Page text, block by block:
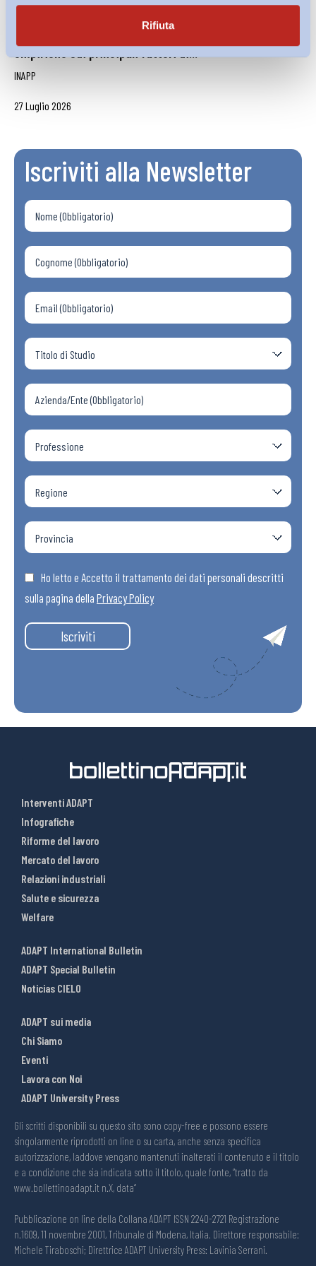
Rifiuta
Le migrazioni internazionali nell’UE: evidenze
empiriche sui principali fattori di...
INAPP
27 Luglio 2026
Iscriviti alla Newsletter
Ho letto e Accetto il trattamento dei dati personali descritti
sulla pagina della Privacy Policy
Iscriviti
Interventi ADAPT
Infografiche
Riforme del lavoro
Mercato del lavoro
Relazioni industriali
Salute e sicurezza
Welfare
ADAPT International Bulletin
ADAPT Special Bulletin
Noticias CIELO
ADAPT sui media
Chi Siamo
Eventi
Lavora con Noi
ADAPT University Press
Gli scritti disponibili su questo sito sono copy-free e possono essere
singolarmente riprodotti on line o su carta, anche senza specifica
autorizzazione, laddove vengano mantenuti inalterati il contenuto e il titolo
e a condizione che sia indicata sotto il titolo, quale fonte, “tratto da
www.bollettinoadapt.it n.X, data“
Pubblicazione on line della Collana ADAPT ISSN 2240-2721 Registrazione
n.1609, 11 novembre 2001, Tribunale di Modena, Italia. Direttore responsabile:
Michele Tiraboschi; Direttrice ADAPT University Press: Lavinia Serrani.